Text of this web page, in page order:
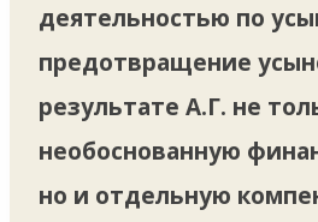
деятельностью по
предотвращение
результате А.Г. не
необоснованную
но и отдельную